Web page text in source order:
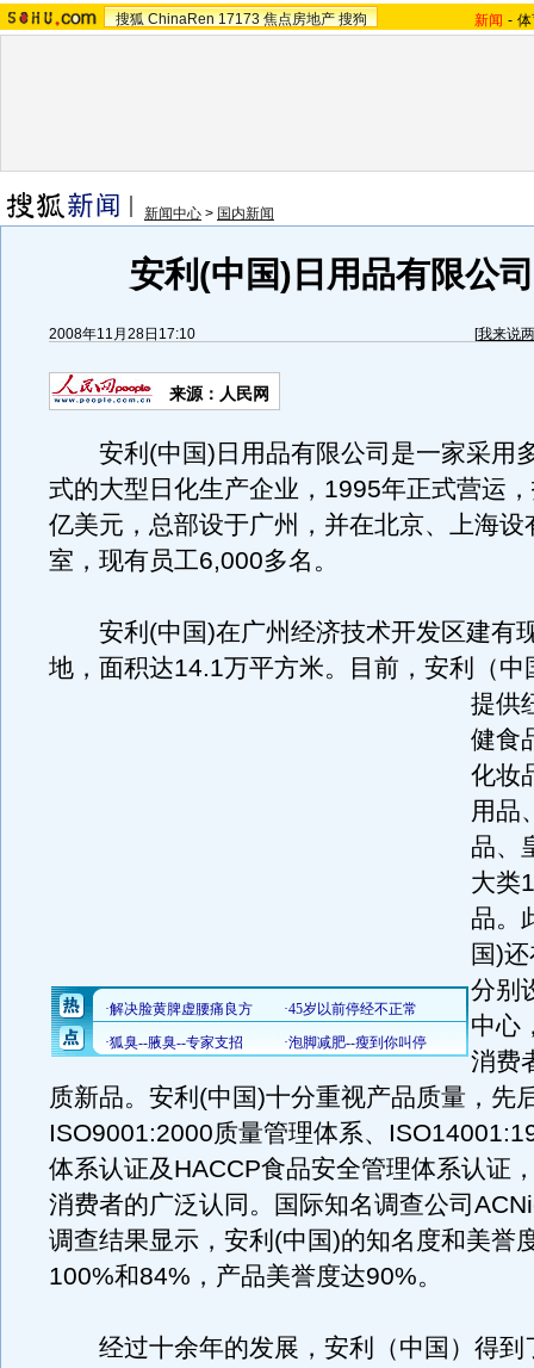
搜狐 ChinaRen 17173 焦点房地产 搜狗 新闻 -
新闻中心 > 国内新闻
安利(中国)日用品有限公
2008年11月28日17:10 [我来说
来源：人民网
安利(中国)日用品有限公司是一家采用
式的大型日化生产企业，1995年正式营运
亿美元，总部设于广州，并在北京、上海设
室，现有员工6,000多名。
安利(中国)在广州经济技术开发区建有
地，面积达14.1万平方米。
目前，安利（
提供
健食
化妆
用品
品、
大类
品。
国)
分别
中心
消费
质新品。安利(中国)十分重视产品质量，先
ISO9001:2000质量管理体系、
体系认证及HACCP食品安全管理体系认证
消费者的广泛认同。国际知名调查公司
调查结果显示，安利(中国)的知名度和美誉
100%和84%，产品美誉度达90%。
经过十余年的发展，安利（中国）得到